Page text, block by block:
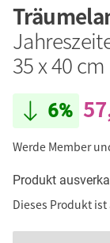
35 x 40 cm
6%
Werde Member
Produkt
Dieses Produkt